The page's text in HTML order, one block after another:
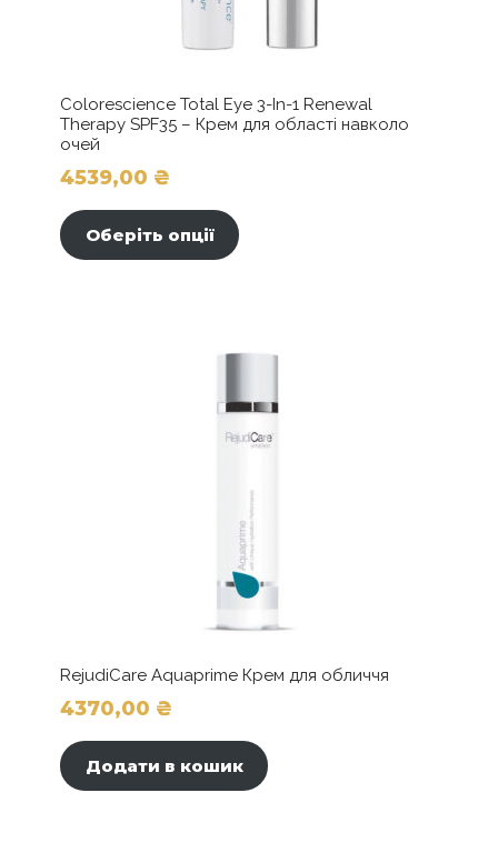
Colorescience Total Eye 3-In-1 Renewal
Therapy SPF35 – Крем для області навколо
очей
4539,00 ₴
Оберіть опції
можна
на
товару
RejudiCare Aquaprime Крем для обличчя
4370,00 ₴
Додати в кошик